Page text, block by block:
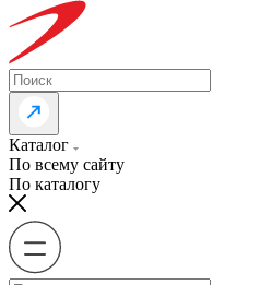
Каталог
По всему сайту
По каталогу